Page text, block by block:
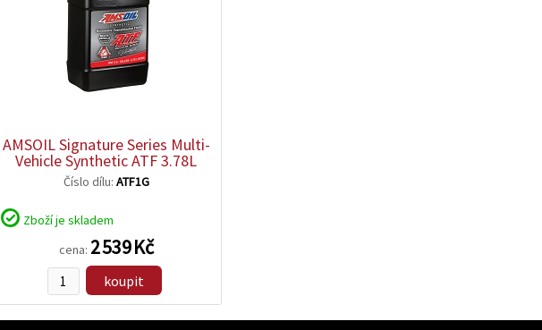
AMSOIL Signature Series Multi-
Vehicle Synthetic ATF 3.78L
cena: 2 539 Kč
Číslo dílu: ATF1G
koupit
Zboží je skladem